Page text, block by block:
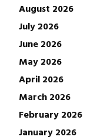
August 2026
July 2026
June 2026
May 2026
April 2026
March 2026
February 2026
January 2026